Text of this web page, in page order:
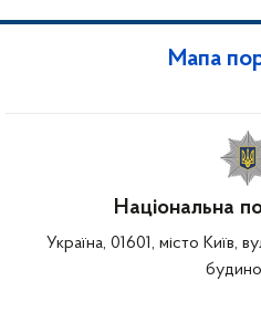
Мапа
Національна
Україна, 01601, місто Київ,